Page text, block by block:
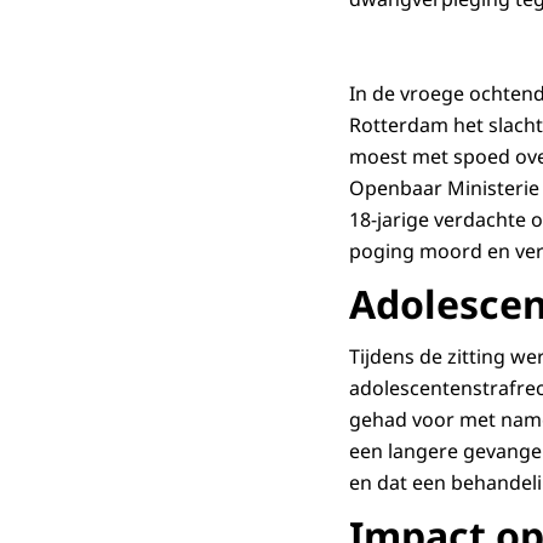
In de vroege
Rotterdam het
moest met spoed
Openbaar
18-jarige verdachte
poging moord en
Tijdens de zitting
gehad voor met
een langere
en dat een